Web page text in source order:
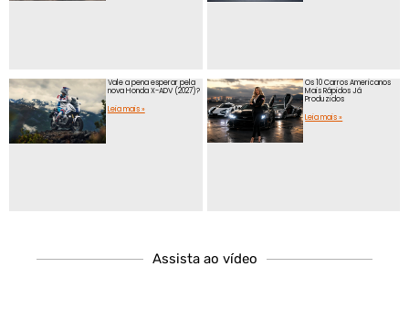
Vale a pena esperar pela
nova Honda X-ADV (2027)?
Leia mais »
Os 10 Carros Americanos
Mais Rápidos Já
Produzidos
Leia mais »
Assista ao vídeo